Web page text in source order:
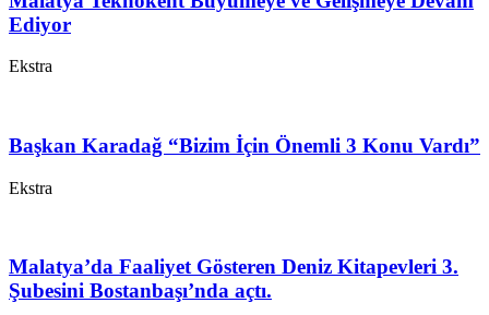
Ediyor
Ekstra
Başkan Karadağ “Bizim İçin Önemli 3 Konu Vardı”
Ekstra
Malatya’da Faaliyet Gösteren Deniz Kitapevleri 3.
Şubesini Bostanbaşı’nda açtı.